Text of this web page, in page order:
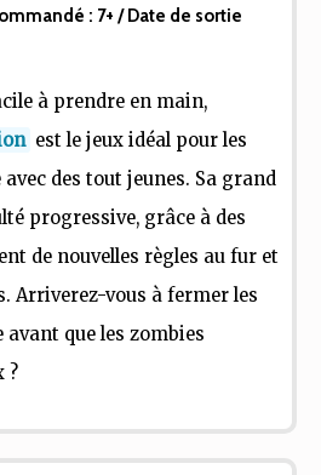
: 7+ / Date de sortie
à prendre en main,
est le jeux idéal pour les
des tout jeunes. Sa grand
progressive, grâce à des
de nouvelles règles au fur et
Arriverez-vous à fermer les
avant que les zombies
?